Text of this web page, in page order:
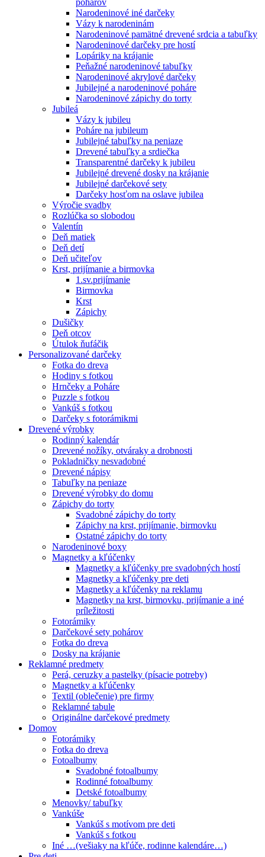
pohárov
Narodeninové iné darčeky
Vázy k narodeninám
Narodeninové pamätné drevené srdcia a tabuľky
Narodeninové darčeky pre hostí
Lopáriky na krájanie
Peňažné narodeninové tabuľky
Narodeninové akrylové darčeky
Jubilejné a narodeninové poháre
Narodeninové zápichy do torty
Jubileá
Vázy k jubileu
Poháre na jubileum
Jubilejné tabuľky na peniaze
Drevené tabuľky a srdiečka
Transparentné darčeky k jubileu
Jubilejné drevené dosky na krájanie
Jubilejné darčekové sety
Darčeky hosťom na oslave jubilea
Výročie svadby
Rozlúčka so slobodou
Valentín
Deň matiek
Deň detí
Deň učiteľov
Krst, prijímanie a birmovka
1.sv.prijímanie
Birmovka
Krst
Zápichy
Dušičky
Deň otcov
Útulok ňufáčik
Personalizované darčeky
Fotka do dreva
Hodiny s fotkou
Hrnčeky a Poháre
Puzzle s fotkou
Vankúš s fotkou
Darčeky s fotorámikmi
Drevené výrobky
Rodinný kalendár
Drevené nožíky, otváraky a drobnosti
Pokladničky nesvadobné
Drevené nápisy
Tabuľky na peniaze
Drevené výrobky do domu
Zápichy do torty
Svadobné zápichy do torty
Zápichy na krst, prijímanie, birmovku
Ostatné zápichy do torty
Narodeninové boxy
Magnetky a kľúčenky
Magnetky a kľúčenky pre svadobných hostí
Magnetky a kľúčenky pre deti
Magnetky a kľúčenky na reklamu
Magnetky na krst, birmovku, prijímanie a iné
príležitosti
Fotorámiky
Darčekové sety pohárov
Fotka do dreva
Dosky na krájanie
Reklamné predmety
Perá, ceruzky a pastelky (písacie potreby)
Magnetky a kľúčenky
Textil (oblečenie) pre firmy
Reklamné tabule
Originálne darčekové predmety
Domov
Fotorámiky
Fotka do dreva
Fotoalbumy
Svadobné fotoalbumy
Rodinné fotoalbumy
Detské fotoalbumy
Menovky/ tabuľky
Vankúše
Vankúš s motívom pre deti
Vankúš s fotkou
Iné …(vešiaky na kľúče, rodinne kalendáre…)